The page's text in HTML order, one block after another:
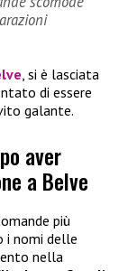
, si è lasciata
di essere
galante.
aver
a Belve
più
i nomi delle
nella